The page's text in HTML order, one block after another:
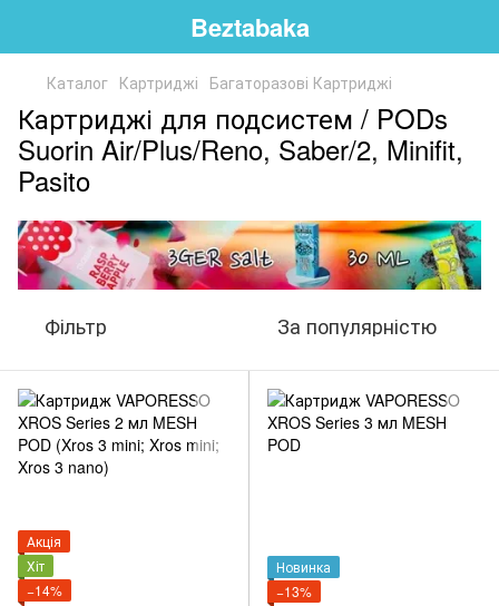
Beztabaka
Каталог Картриджі Багаторазові Картриджі
Картриджі для подсистем / PODs
Suorin Air/Plus/Reno, Saber/2, Minifit,
Pasito
Фільтр За популярністю
Акція
Хіт
−14%
Новинка
−13%